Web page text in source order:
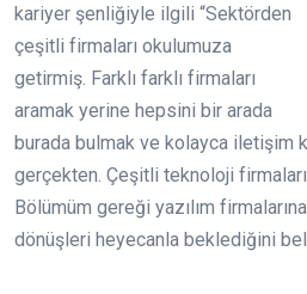
kariyer şenliğiyle ilgili “Sektörden
çeşitli firmaları okulumuza
getirmiş. Farklı farklı firmaları
aramak yerine hepsini bir arada
burada bulmak ve kolayca iletişim
gerçekten. Çeşitli teknoloji
Bölümüm gereği yazılım
dönüşleri heyecanla beklediğini